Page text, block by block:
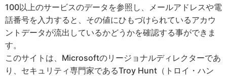
100以上のサービスのデータを参照し、メールアドレスや電
話番号を入力すると、その値にひもづけられているアカウ
ントデータが流出しているかどうかを確認する事ができま
す。
このサイトは、Microsoftのリージョナルディレクターであ
り、セキュリティ専門家であるTroy Hunt（トロイ・ハン